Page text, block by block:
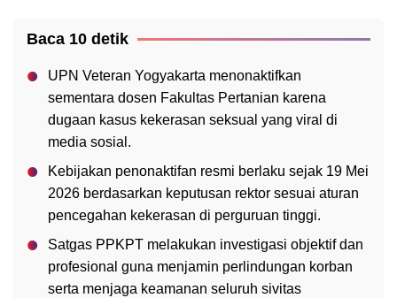
Baca 10 detik
UPN Veteran Yogyakarta menonaktifkan
sementara dosen Fakultas Pertanian karena
dugaan kasus kekerasan seksual yang viral di
media sosial.
Kebijakan penonaktifan resmi berlaku sejak 19 Mei
2026 berdasarkan keputusan rektor sesuai aturan
pencegahan kekerasan di perguruan tinggi.
Satgas PPKPT melakukan investigasi objektif dan
profesional guna menjamin perlindungan korban
serta menjaga keamanan seluruh sivitas